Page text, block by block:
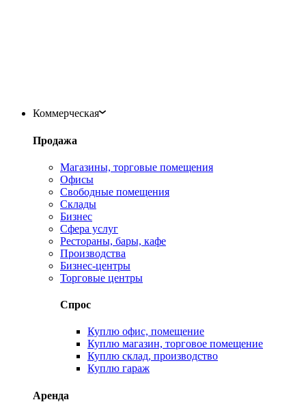
Коммерческая
Продажа
Магазины, торговые помещения
Офисы
Свободные помещения
Склады
Бизнес
Сфера услуг
Рестораны, бары, кафе
Производства
Бизнес-центры
Торговые центры
Спрос
Куплю офис, помещение
Куплю магазин, торговое помещение
Куплю склад, производство
Куплю гараж
Аренда